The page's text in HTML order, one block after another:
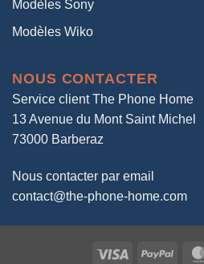
Modèles Sony
Modèles Wiko
NOUS CONTACTER
Service client The Phone Home
13 Avenue du Mont Saint Michel
73000 Barberaz
Nous contacter par email
contact@the-phone-home.com
Visa PayPal